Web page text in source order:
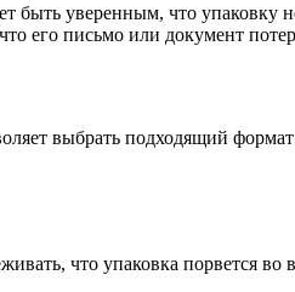
быть уверенным, что упаковку
его письмо или документ
выбрать подходящий
что упаковка порвется